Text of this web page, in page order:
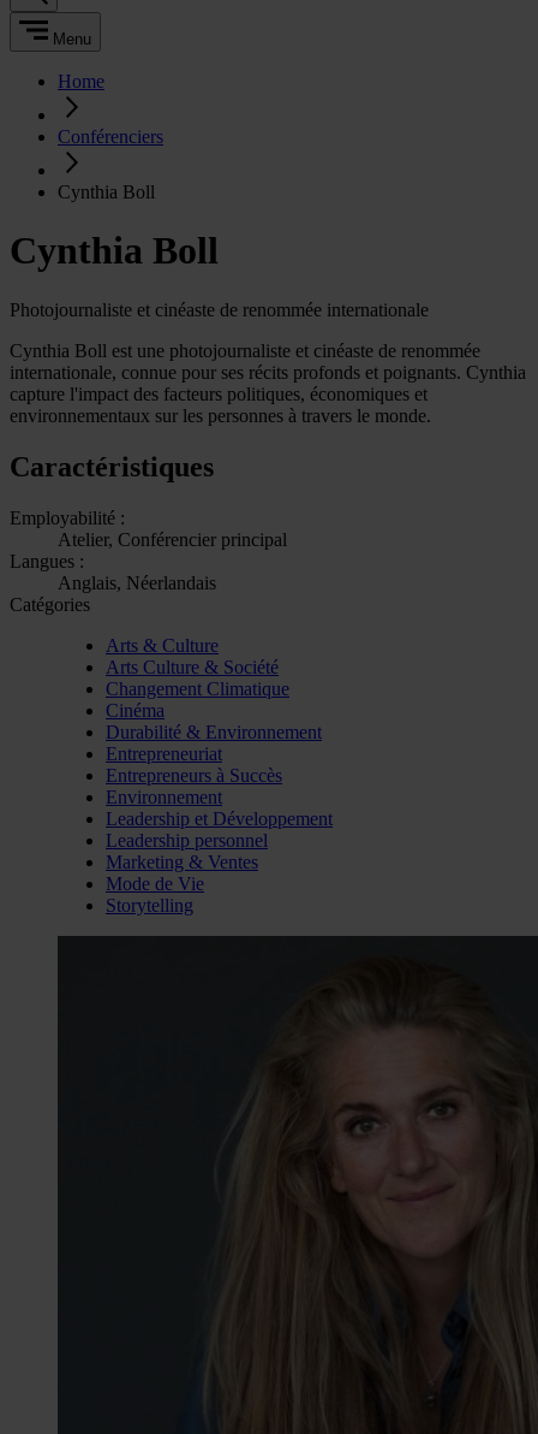
Menu
Home
Conférenciers
Cynthia Boll
Cynthia Boll
Photojournaliste et cinéaste de renommée internationale
Cynthia Boll est une photojournaliste et cinéaste de renommée
internationale, connue pour ses récits profonds et poignants. Cynthia
capture l'impact des facteurs politiques, économiques et
environnementaux sur les personnes à travers le monde.
Caractéristiques
Employabilité :
Atelier, Conférencier principal
Langues :
Anglais, Néerlandais
Catégories
Arts & Culture
Arts Culture & Société
Changement Climatique
Cinéma
Durabilité & Environnement
Entrepreneuriat
Entrepreneurs à Succès
Environnement
Leadership et Développement
Leadership personnel
Marketing & Ventes
Mode de Vie
Storytelling